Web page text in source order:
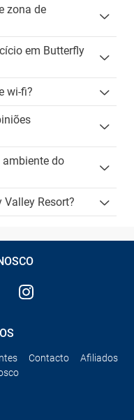
zona de
em Butterfly
wi-fi?
do
Resort?
Contacto
Afiliados